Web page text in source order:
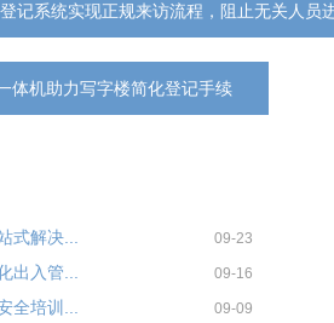
记系统实现正规来访流程，阻止无关人员
体机助力写字楼简化登记手续
式解决... 09-23
出入管... 09-16
全培训... 09-09